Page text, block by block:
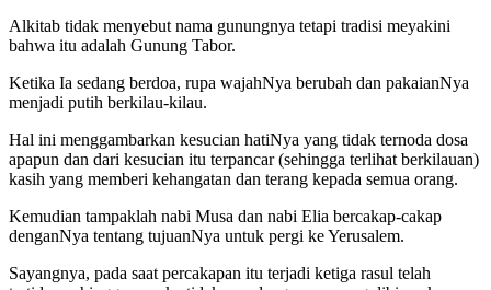
Alkitab tidak menyebut nama gunungnya tetapi tradisi meyakini
bahwa itu adalah Gunung Tabor.
Ketika Ia sedang berdoa, rupa wajahNya berubah dan pakaianNya
menjadi putih berkilau-kilau.
Hal ini menggambarkan kesucian hatiNya yang tidak ternoda dosa
apapun dan dari kesucian itu terpancar (sehingga terlihat berkilauan)
kasih yang memberi kehangatan dan terang kepada semua orang.
Kemudian tampaklah nabi Musa dan nabi Elia bercakap-cakap
denganNya tentang tujuanNya untuk pergi ke Yerusalem.
Sayangnya, pada saat percakapan itu terjadi ketiga rasul telah